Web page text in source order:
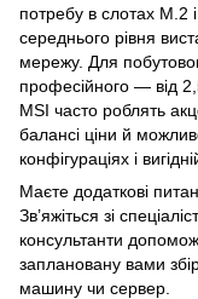
потребу в слотах M.2
середнього рівня
мережу. Для
професійного — від
MSI часто роблять
балансі ціни й
конфігураціях і
Маєте додаткові
Зв’яжіться зі
консультанти
заплановану вами
машину чи сервер.